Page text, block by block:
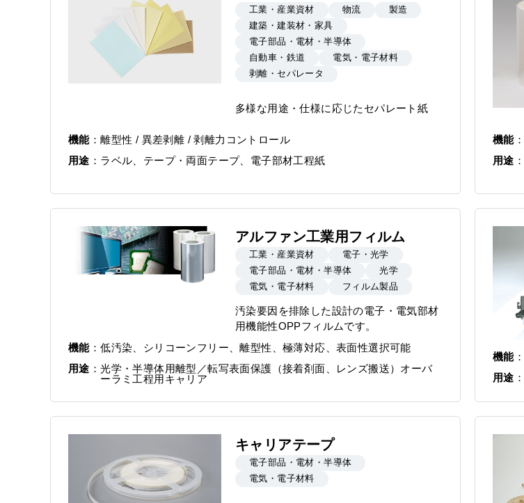
工業・産業資材 物流
製造
建築・建装材・家具
電子部品・電材・半導体
自動車・鉄道
電気・電子材料
剥離・セパレータ
多様な用途・仕様に応じたセパレート紙
機能
離型性 / 異差剥離 / 剥離力コントロール
用途
ラベル、テープ・両面テープ、電子部材工程紙
機能
用途
アルファン工業用フィルム
工業・産業資材
電子・光学
電子部品・電材・半導体
光学
電気・電子材料
フィルム製品
汚染要因を排除した設計の電子・電気部材
用機能性OPPフィルムです。
機能
低汚染、シリコーンフリー、離型性、極薄対応、表面性選択可能
用途
光学・半導体用離型／転写表面保護（接着剤面、レンズ搬送）オーバ
ーラミ工程用キャリア
機能
用途
キャリアテープ
電子部品・電材・半導体
電気・電子材料